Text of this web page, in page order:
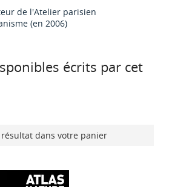
de l'Atelier parisien
(en 2006)
écrits par cet
dans votre panier